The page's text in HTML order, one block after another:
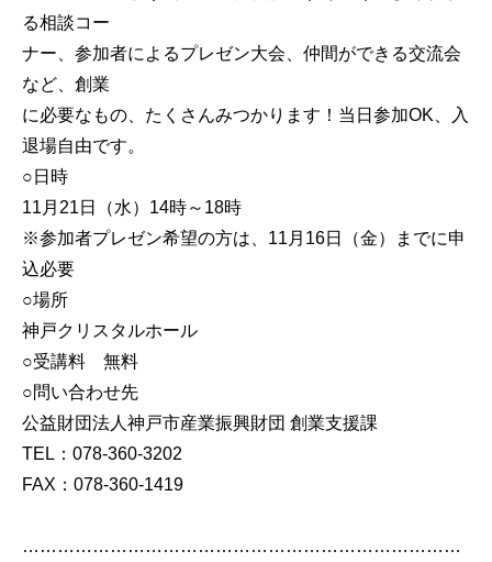
る相談コー
ナー、参加者によるプレゼン大会、仲間ができる交流会
など、創業
に必要なもの、たくさんみつかります！当日参加OK、入
退場自由です。
○日時
11月21日（水）14時～18時
※参加者プレゼン希望の方は、11月16日（金）までに申
込必要
○場所
神戸クリスタルホール
○受講料 無料
○問い合わせ先
公益財団法人神戸市産業振興財団 創業支援課
TEL：078-360-3202
FAX：078-360-1419
…………………………………………………………………